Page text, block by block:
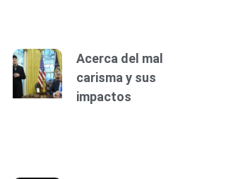
Acerca del mal
carisma y sus
impactos